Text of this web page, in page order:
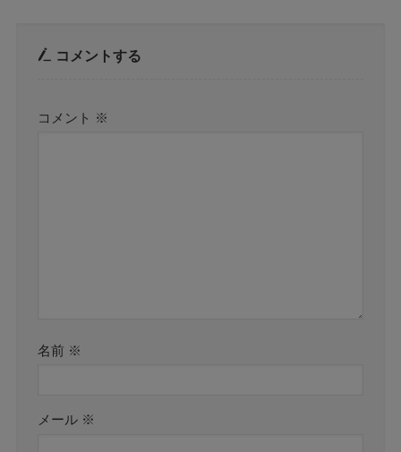
コメントする
コメント ※
名前 ※
メール ※